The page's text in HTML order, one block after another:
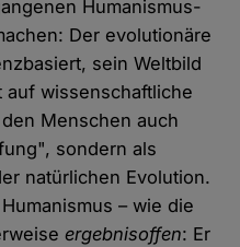
Humanismus-
Der evolutionäre
sein Weltbild
wissenschaftliche
Menschen auch
sondern als
natürlichen Evolution.
– wie die
ergebnisoffen: Er